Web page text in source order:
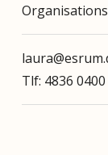
Tlf: 4836 0400